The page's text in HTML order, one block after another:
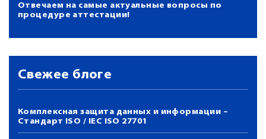
Отвечаем на самые актуальные вопросы по
процедуре аттестации!
Свежее блоге
Комплексная защита данных и информации –
Стандарт ISO / IEC ISO 27701